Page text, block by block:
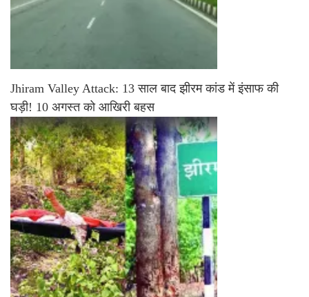
Jhiram Valley Attack: 13 साल बाद झीरम कांड में इंसाफ की
घड़ी! 10 अगस्त को आखिरी बहस